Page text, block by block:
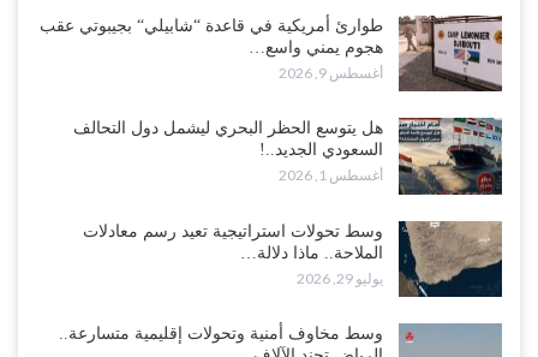
طوارئ أمريكية في قاعدة “شابيلي“ بجيبوتي عقب
هجوم يمني واسع…
أغسطس 9, 2026
هل يتوسع الحظر البحري ليشمل دول التحالف
السعودي الجديد..!
أغسطس 1, 2026
وسط تحولات استراتيجية تعيد رسم معادلات
الملاحة.. ماذا دلالة…
يوليو 29, 2026
وسط مخاوف أمنية وتحولات إقليمية متسارعة..